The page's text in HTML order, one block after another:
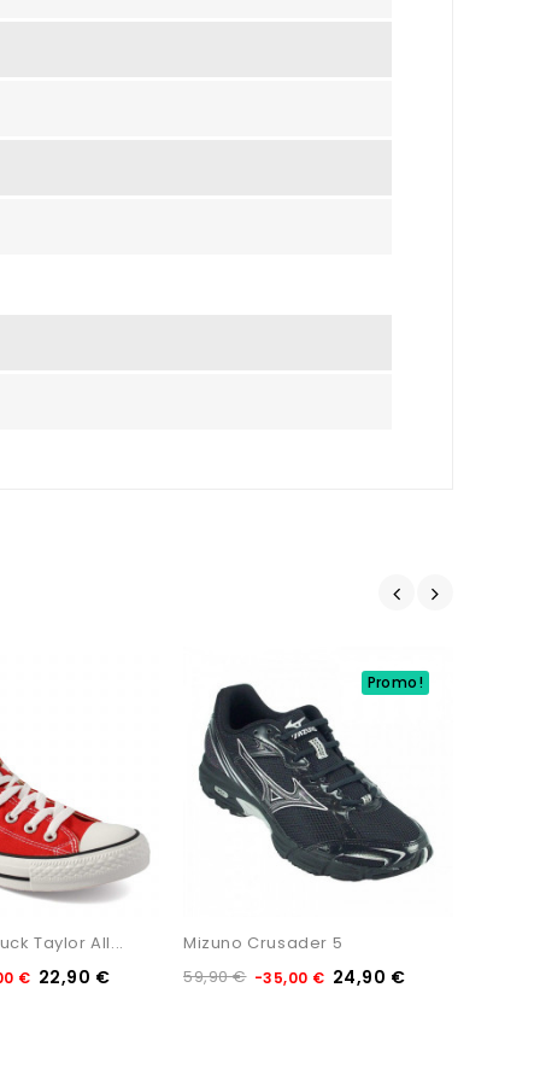
Taylor All...
€ 22,90 €
Promo!
Mizuno Crusader 5
59,90 € -35,00 € 24,90 €